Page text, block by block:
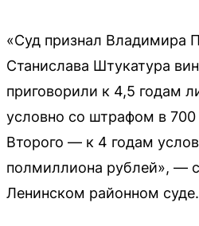
«Суд признал Владимира
Станислава Штукатура
приговорили к 4,5 годам
условно со штрафом в
Второго — к 4 годам
полмиллиона рублей», —
Ленинском районном суде.